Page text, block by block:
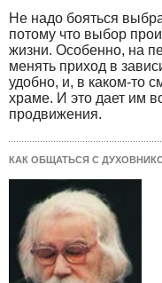
Не надо бояться
потому что выбор
жизни. Особенно, на
менять приход в
удобно, и, в каком-то
храме. И это дает им
продвижения.
КАК ОБЩАТЬСЯ С